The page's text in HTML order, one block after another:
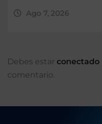
Ago 7, 2026
Debes estar conectado
comentario.